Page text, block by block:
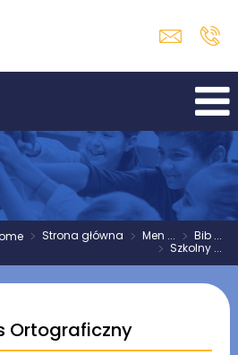
> Strona główna > Men ... > Bib ...
> Szkolny ...
Ortograficzny